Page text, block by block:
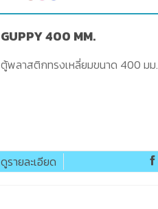
GUPPY 400 MM.
ตู้พลาสติกทรงเหลี่ยมขนาด 400 มม.
ดูรายละเอียด